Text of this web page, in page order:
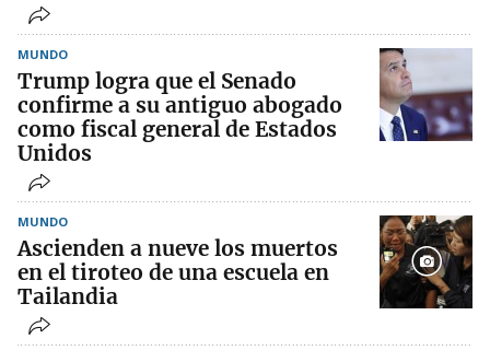
MUNDO
Trump logra que el Senado
confirme a su antiguo abogado
como fiscal general de Estados
Unidos
MUNDO
Ascienden a nueve los muertos
en el tiroteo de una escuela en
Tailandia